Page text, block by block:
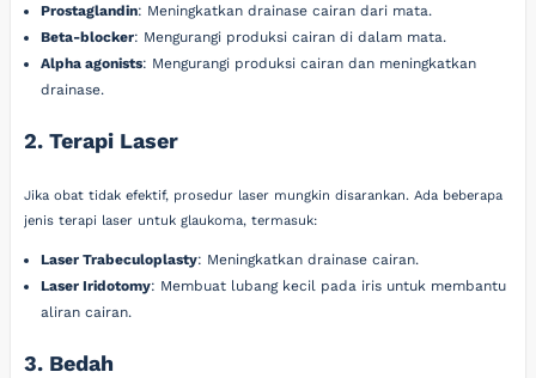
Prostaglandin: Meningkatkan drainase cairan dari mata.
Beta-blocker: Mengurangi produksi cairan di dalam mata.
Alpha agonists: Mengurangi produksi cairan dan meningkatkan
drainase.
2. Terapi Laser
Jika obat tidak efektif, prosedur laser mungkin disarankan. Ada beberapa
jenis terapi laser untuk glaukoma, termasuk:
Laser Trabeculoplasty: Meningkatkan drainase cairan.
Laser Iridotomy: Membuat lubang kecil pada iris untuk membantu
aliran cairan.
3. Bedah